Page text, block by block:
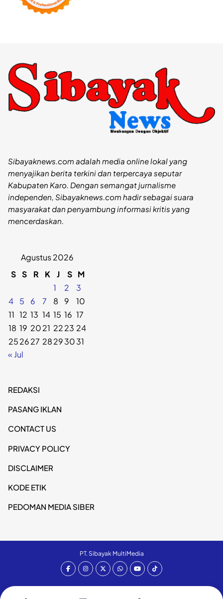
Sibayaknews.com adalah media online lokal yang
menyajikan berita terkini dan terpercaya seputar
Kabupaten Karo. Dengan semangat jurnalisme
independen, Sibayaknews.com hadir sebagai suara
masyarakat dan penyambung informasi kritis yang
mencerdaskan.
Agustus 2026
S S R K J S M
1
2
3
4
5 6 7 8 9
10
11 12 13 14 15 16 17
18 19 2021 2223 24
252627 28293031
« Jul
REDAKSI
PASANG IKLAN
CONTACT US
PRIVACY POLICY
DISCLAIMER
KODE ETIK
PEDOMAN MEDIA SIBER
PT. Sibayak MultiMedia